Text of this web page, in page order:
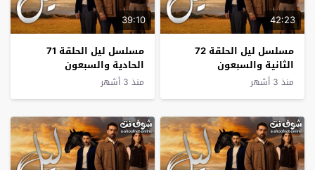
42:23
مسلسل ليل الحلقة 72
الثانية والسبعون
منذ 3 أشهر
39:10
مسلسل ليل الحلقة 71
الحادية والسبعون
منذ 3 أشهر